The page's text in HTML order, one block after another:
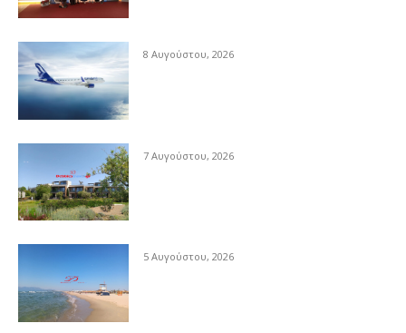
8 Αυγούστου, 2026
7 Αυγούστου, 2026
5 Αυγούστου, 2026